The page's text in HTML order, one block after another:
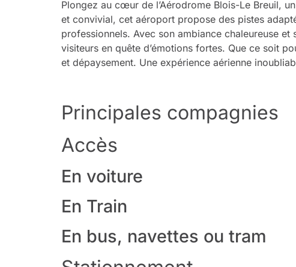
Plongez au cœur de l’Aérodrome Blois-Le Breuil,
et convivial, cet aéroport propose des pistes
professionnels. Avec son ambiance chaleureuse
visiteurs en quête d’émotions fortes. Que ce soit
et dépaysement. Une expérience aérienne
Principales compagnies
Accès
En voiture
En Train
En bus, navettes ou tram